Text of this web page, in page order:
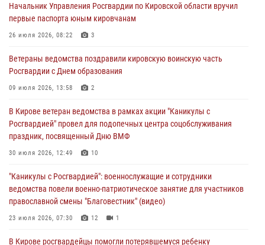
инструмента
07 августа 2026, 08:39
хулиганстве
06 августа 2026, 07:00
почетные знаки и грамоты росгвардейцам (видео)
05 августа 2026, 11:00
В Кирове росгвардейцы задержали подозреваемую в сбыте
04 августа 2026, 09:30
Начальник Управления Росгвардии по Кировской области вручил
первые паспорта юным кировчанам
26 июля 2026, 08:22 3
Ветераны ведомства поздравили кировскую воинскую часть
Росгвардии с Днем образования
09 июля 2026, 13:58 2
В Кирове ветеран ведомства в рамках акции "Каникулы с
Росгвардией" провел для подопечных центра соцобслуживания
праздник, посвященный Дню ВМФ
30 июля 2026, 12:49 10
"Каникулы с Росгвардией": военнослужащие и сотрудники
ведомства повели военно-патриотическое занятие для участников
православной смены "Благовестник" (видео)
23 июля 2026, 07:30 12 1
В Кирове росгвардейцы помогли потерявшемуся ребенку